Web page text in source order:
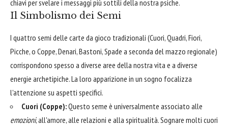
chiavi per svelare i messaggi più sottili della nostra psiche.
Il Simbolismo dei Semi
I quattro semi delle carte da gioco tradizionali (Cuori, Quadri, Fiori,
Picche, o Coppe, Denari, Bastoni, Spade a seconda del mazzo regionale)
corrispondono spesso a diverse aree della nostra vita e a diverse
energie archetipiche. La loro apparizione in un sogno focalizza
l'attenzione su aspetti specifici.
Cuori (Coppe):Questo seme è universalmente associato alle
emozioni, all'amore, alle relazioni e alla spiritualità. Sognare molti cuori